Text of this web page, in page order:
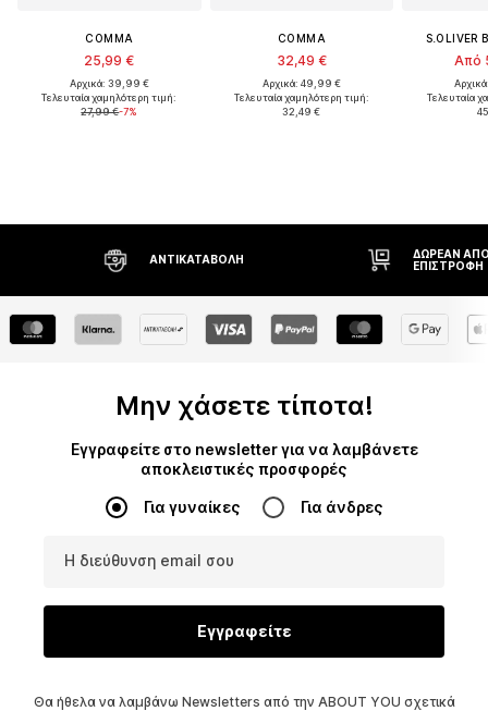
COMMA
25,99 €
Αρχικά: 39,99 €
Τελευταία χαμηλότερη τιμή:
27,99 €-7%
COMMA
32,49 €
Αρχικά: 49,99 €
Τελευταία χαμηλότερη τιμή:
32,49 €
S.OLIVER
Από
Τελευταία
ΔΩΡΕΆΝ ΑΠΟΣΤΟΛΉ* ΚΑΙ
ΕΠΙΣΤΡΟΦΉ
ΔΙΚΑΊΩΜΑ
ΗΜΕΡΏΝ
Μην χάσετε τίποτα!
Εγγραφείτε στο newsletter για να λαμβάνετε
αποκλειστικές προσφορές
Για γυναίκες Για άνδρες
Η διεύθυνση email σου
Εγγραφείτε
Θα ήθελα να λαμβάνω Newsletters από την ABOUT YOU σχετικά